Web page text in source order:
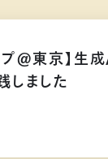
@東京】生
しました